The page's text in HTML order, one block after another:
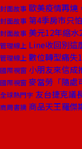
封面故事 歐美疫情再燒
封面故事 第4季房市只
封面故事 美元12年縮
管理線上 Line收回別這
管理線上 數位轉型痛
國際視窗 小朋友來信
國際視窗 麥當勞「隨處
全球熱門字 友台捷克議
商周書摘 商品天王羅傑